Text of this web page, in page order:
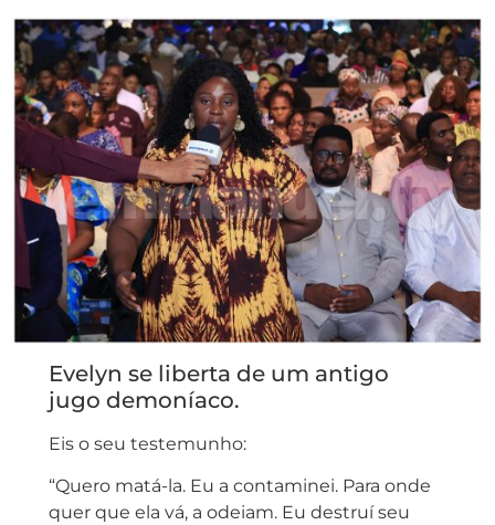
Evelyn se liberta de um antigo
jugo demoníaco.
Eis o seu testemunho:
“Quero matá-la. Eu a contaminei. Para onde
quer que ela vá, a odeiam. Eu destruí seu